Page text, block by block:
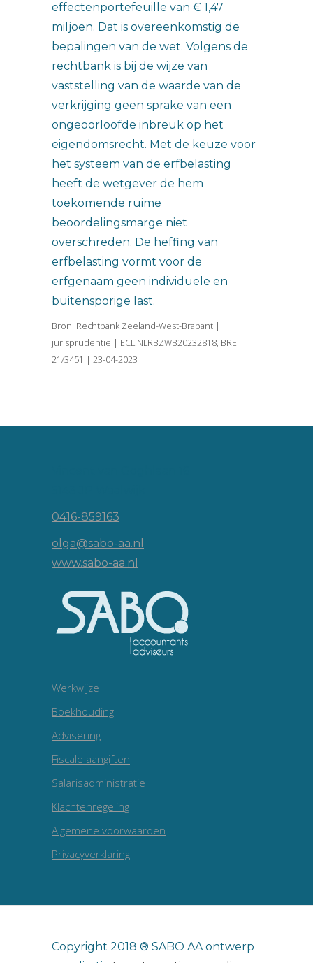
effectenportefeuille van € 1,47
miljoen. Dat is overeenkomstig de
bepalingen van de wet. Volgens de
rechtbank is bij de wijze van
vaststelling van de waarde van de
verkrijging geen sprake van een
ongeoorloofde inbreuk op het
eigendomsrecht. Met de keuze voor
het systeem van de erfbelasting
heeft de wetgever de hem
toekomende ruime
beoordelingsmarge niet
overschreden. De heffing van
erfbelasting vormt voor de
erfgenaam geen individuele en
buitensporige last.
Bron: Rechtbank Zeeland-West-Brabant |
jurisprudentie | ECLINLRBZWB20232818, BRE
21/3451 | 23-04-2023
0416-859163
olga@sabo-aa.nl
www.sabo-aa.nl
Werkwijze
Boekhouding
Advisering
Fiscale aangiften
Salarisadministratie
Klachtenregeling
Algemene voorwaarden
Privacyverklaring
Copyright 2018 ® SABO AA ontwerp